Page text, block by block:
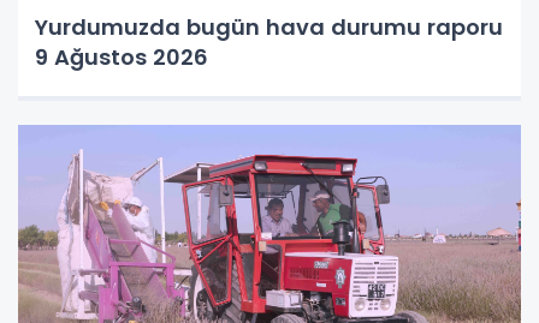
Yurdumuzda bugün hava durumu raporu
9 Ağustos 2026